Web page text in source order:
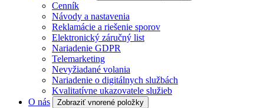
Cenník
Návody a nastavenia
Reklamácie a riešenie sporov
Elektronický záručný list
Nariadenie GDPR
Telemarketing
Nevyžiadané volania
Nariadenie o digitálnych službách
Kvalitatívne ukazovatele služieb
O nás
Zobraziť vnorené položky